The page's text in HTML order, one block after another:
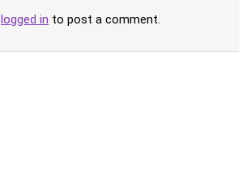
logged in to post a comment.